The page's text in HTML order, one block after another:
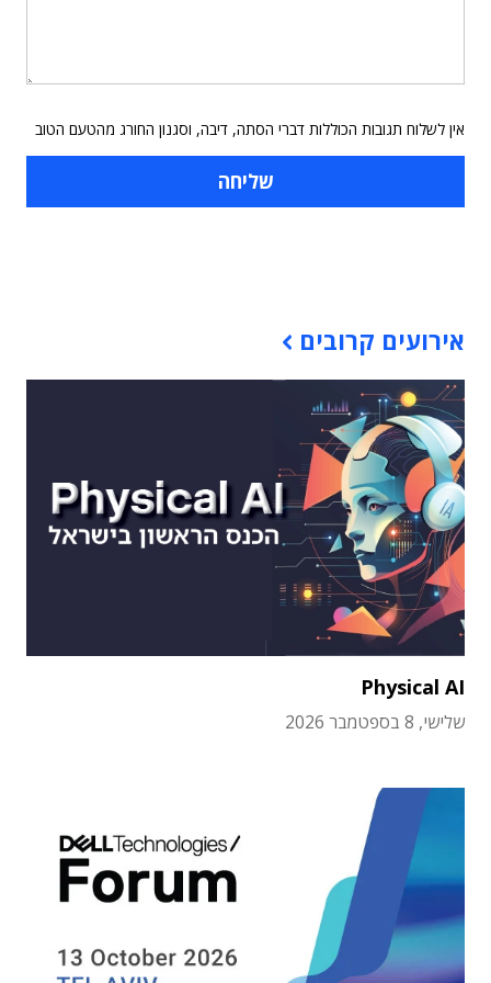
אין לשלוח תגובות הכוללות דברי הסתה, דיבה, וסגנון החורג מהטעם הטוב
אירועים קרובים
Physical AI
שלישי, 8 בספטמבר 2026